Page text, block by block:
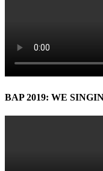
BAP 2019: WE